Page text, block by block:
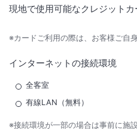
現地で使用可能なクレジットカ
※カードご利用の際は、お客様ご自
インターネットの接続環境
全客室
有線LAN（無料）
※接続環境が一部の場合は事前に施